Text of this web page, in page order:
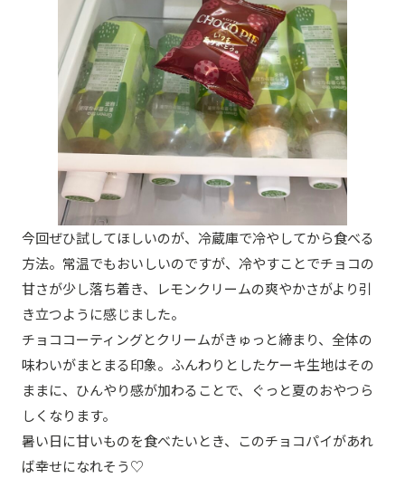
今回ぜひ試してほしいのが、冷蔵庫で冷やしてから食べる
方法。常温でもおいしいのですが、冷やすことでチョコの
甘さが少し落ち着き、レモンクリームの爽やかさがより引
き立つように感じました。
チョココーティングとクリームがきゅっと締まり、全体の
味わいがまとまる印象。ふんわりとしたケーキ生地はその
ままに、ひんやり感が加わることで、ぐっと夏のおやつら
しくなります。
暑い日に甘いものを食べたいとき、このチョコパイがあれ
ば幸せになれそう♡